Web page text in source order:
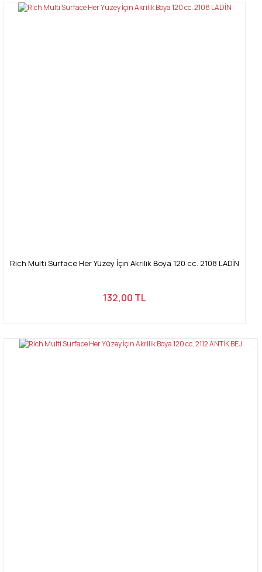
Rich Multi Surface Her Yüzey İçin Akrilik Boya 120 cc. 2108 LADİN
132,00 TL